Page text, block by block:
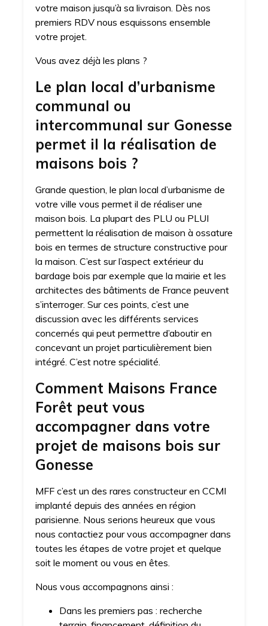
votre maison jusqu’à sa livraison. Dès nos
premiers RDV nous esquissons ensemble
votre projet.
Vous avez déjà les plans ?
Le plan local d’urbanisme
communal ou
intercommunal sur Gonesse
permet il la réalisation de
maisons bois ?
Grande question, le plan local d’urbanisme de
votre ville vous permet il de réaliser une
maison bois. La plupart des PLU ou PLUI
permettent la réalisation de maison à ossature
bois en termes de structure constructive pour
la maison. C’est sur l’aspect extérieur du
bardage bois par exemple que la mairie et les
architectes des bâtiments de France peuvent
s’interroger. Sur ces points, c’est une
discussion avec les différents services
concernés qui peut permettre d’aboutir en
concevant un projet particulièrement bien
intégré. C’est notre spécialité.
Comment Maisons France
Forêt peut vous
accompagner dans votre
projet de maisons bois sur
Gonesse
MFF c’est un des rares constructeur en CCMI
implanté depuis des années en région
parisienne. Nous serions heureux que vous
nous contactiez pour vous accompagner dans
toutes les étapes de votre projet et quelque
soit le moment ou vous en êtes.
Nous vous accompagnons ainsi :
Dans les premiers pas : recherche